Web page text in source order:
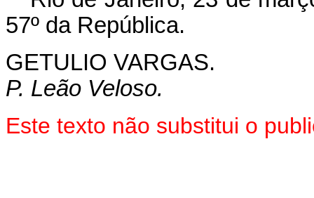
57º da República.
GETULIO VARGAS.
P. Leão Veloso.
Este texto não substitui o